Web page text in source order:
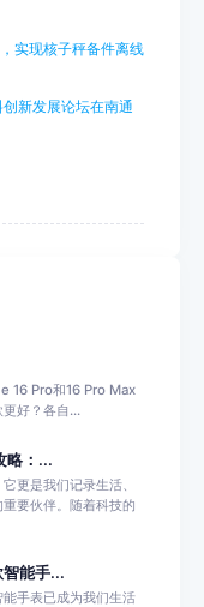
实现核子秤备件离线
新发展论坛在南通
16 Pro和16 Pro Max
好？各自...
略：...
更是我们记录生活、
要伙伴。随着科技的
能手...
手表已成为我们生活